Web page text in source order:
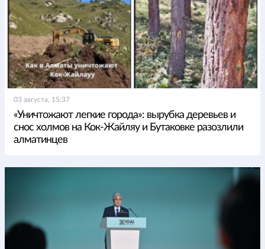
03 августа, 15:37
«Уничтожают легкие города»: вырубка деревьев и
снос холмов на Кок-Жайляу и Бутаковке разозлили
алматинцев